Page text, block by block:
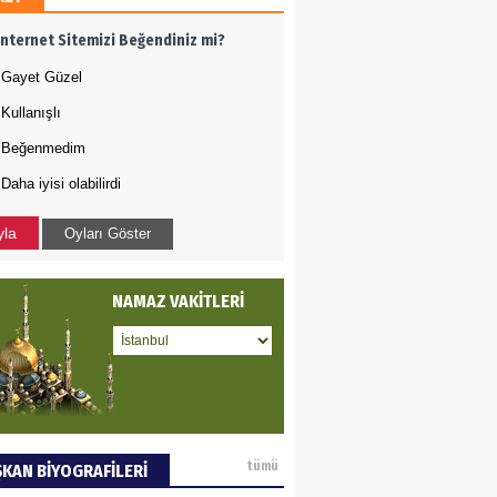
12 Eylül..
TAŞDEMİR
- Sağlık turizminde
başarı…
BULUZ
tarımla para
ile neyi
SOYSAL
Sitemizi Beğendiniz mi?
Gayet Güzel
Kullanışlı
Beğenmedim
Daha iyisi olabilirdi
Oyları Göster
NAMAZ VAKİTLERİ
BİYOGRAFİLERİ tümü